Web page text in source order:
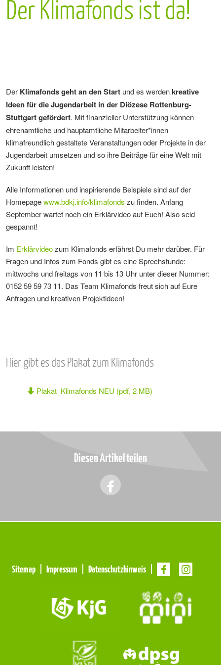
Der Klimafonds ist da!
Der Klimafonds geht an den Start und es werdenkreative
Ideen für die Jugendarbeit in der Diözese Rottenburg-
Stuttgart gefördert. Mit finanzieller Unterstützung können
ehrenamtliche und hauptamtliche Mitarbeiter*innen
klimafreundlich gestaltete Veranstaltungen oder Projekte in der
Jugendarbeit umsetzen und so ihre Beiträge für eine Welt mit
Zukunft leisten!
Alle Informationen und inspirierende Beispiele sind auf der
Homepagewww.bdkj.info/klimafonds zu finden. Anfang
September wartet noch ein Erklärvideo auf Euch! Also seid
gespannt!
Im Erklärvideozum Klimafonds erfährst Du mehr darüber. Für
Fragen und Infos zum Fonds gibt es eine Sprechstunde:
mittwochs und freitags von 11 bis 13 Uhr unter dieser Nummer:
0152 59 59 73 11. Das Team Klimafonds freut sich auf Eure
Anfragen und kreativen Projektideen!
Hier gibt es das Plakat zum Klimafonds
Plakat_Klimafonds NEU (pdf, 2 MB)
Diesen Artikel teilen
Meta
Navigation
Navigation
Sitemap Impressum Datenschutzhinweis